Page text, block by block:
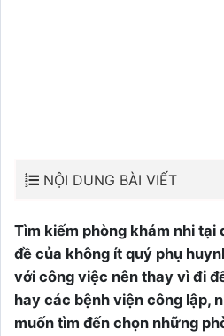
NỘI DUNG BÀI VIẾT
Tìm kiếm phòng khám nhi tại
đề của không ít quý phụ
với công việc nên thay vì đi
hay các bệnh viện công lập,
muốn tìm đến chọn những